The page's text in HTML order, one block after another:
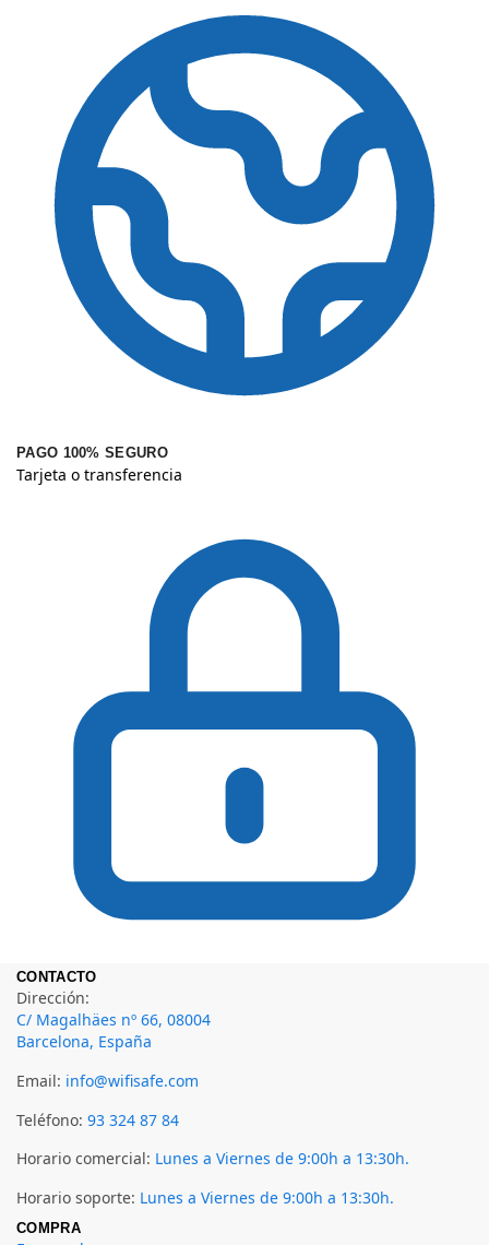
PAGO 100% SEGURO
Tarjeta o transferencia
CONTACTO
Dirección:
C/ Magalhäes nº 66, 08004
Barcelona, España
Email: info@wifisafe.com
Teléfono: 93 324 87 84
Horario comercial: Lunes a Viernes de 9:00h a 13:30h.
Horario soporte: Lunes a Viernes de 9:00h a 13:30h.
COMPRA